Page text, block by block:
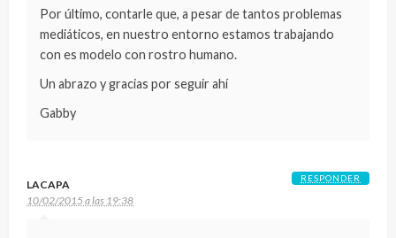
Por último, contarle que, a pesar de tantos problemas
mediáticos, en nuestro entorno estamos trabajando
con es modelo con rostro humano.
Un abrazo y gracias por seguir ahí
Gabby
LACAPA
10/02/2015 a las 19:38
RESPONDER